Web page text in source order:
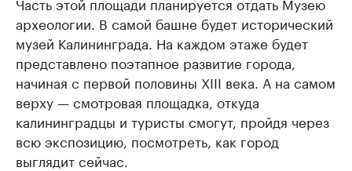
археологии. В самой башне будет исторический
музей Калининграда. На каждом этаже будет
представлено поэтапное развитие города,
начиная с первой половины XIII века. А на самом
верху — смотровая площадка, откуда
калининградцы и туристы смогут, пройдя через
всю экспозицию, посмотреть, как город
выглядит сейчас.